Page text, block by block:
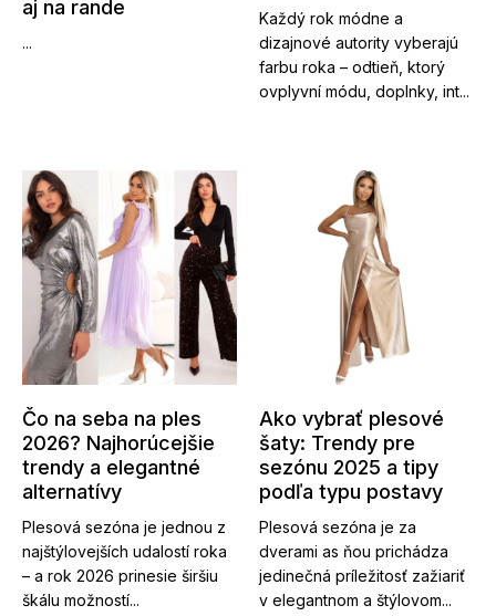
aj na rande
...
Každý rok módne a
dizajnové autority vyberajú
farbu roka – odtieň, ktorý
ovplyvní módu, doplnky, int...
Čo na seba na ples
2026? Najhorúcejšie
trendy a elegantné
alternatívy
Plesová sezóna je jednou z
najštýlovejších udalostí roka
– a rok 2026 prinesie širšiu
škálu možností...
Ako vybrať plesové
šaty: Trendy pre
sezónu 2025 a tipy
podľa typu postavy
Plesová sezóna je za
dverami as ňou prichádza
jedinečná príležitosť zažiariť
v elegantnom a štýlovom...